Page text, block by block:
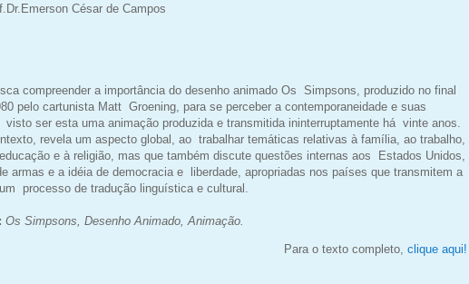
César de Campos
compreender a importância do desenho animado Os Simpsons, produzido no final
pelo cartunista Matt Groening, para se perceber a contemporaneidade e suas
ser esta uma animação produzida e transmitida ininterruptamente há vinte anos.
revela um aspecto global, ao trabalhar temáticas relativas à família, ao trabalho,
e à religião, mas que também discute questões internas aos Estados Unidos,
armas e a idéia de democracia e liberdade, apropriadas nos países que transmitem a
processo de tradução linguística e cultural.
Os Simpsons, Desenho Animado, Animação.
Para o texto completo, clique aqui!